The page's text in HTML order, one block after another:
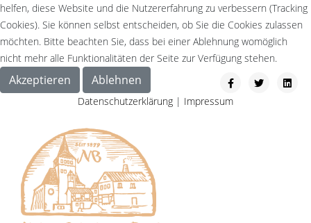
helfen, diese Website und die Nutzererfahrung zu verbessern (Tracking
Cookies). Sie können selbst entscheiden, ob Sie die Cookies zulassen
möchten. Bitte beachten Sie, dass bei einer Ablehnung womöglich
nicht mehr alle Funktionalitäten der Seite zur Verfügung stehen.
Akzeptieren Ablehnen
Datenschutzerklärung | Impressum